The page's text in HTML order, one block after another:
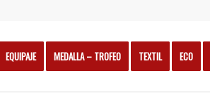
EQUIPAJE MEDALLA – TROFEO TEXTIL ECO